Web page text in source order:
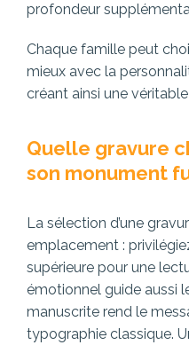
profondeur
Chaque famille peut
mieux avec la
créant ainsi une
Quelle gravure
son monument
La sélection d’une
emplacement :
supérieure pour une
émotionnel guide aussi
manuscrite rend le
typographie classique.